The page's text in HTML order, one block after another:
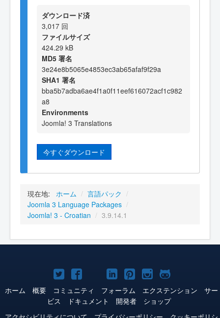
ダウンロード済
3,017 回
ファイルサイズ
424.29 kB
MD5 署名
3e24e8b5065e4853ec3ab65afaf9f29a
SHA1 署名
bba5b7adba6ae4f1a0f11eef616072acf1c982
a8
Environments
Joomla! 3 Translations
今すぐダウンロード
現在地: ホーム / 言語パック /
Joomla 3 Language Packages /
Joomla! 3 - Croatian / 3.9.14.1
Joomla!
Twitter
Joomla!
Facebook
Joomla!
YouTube
Joomla!
LinkedIn
Joomla!
Pinterest
Joomla!
Instagram
Joomla!
GitHub
ホーム 概要 コミュニティ フォーラム エクステンション
サー
ビス
ドキュメント 開発者
ショップ